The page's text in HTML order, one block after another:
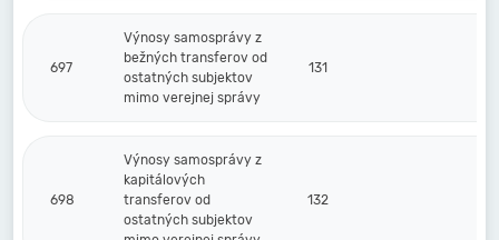
697
Výnosy samosprávy z
bežných transferov od
ostatných subjektov
mimo verejnej správy
131
698
Výnosy samosprávy z
kapitálových
transferov od
ostatných subjektov
132